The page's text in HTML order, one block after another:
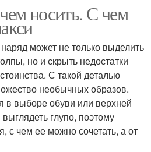
носить. С чем
может не только выделить
но и скрыть недостатки
С такой деталью
необычных образов.
в выборе обуви или верхней
глупо, поэтому
с чем ее можно сочетать, а от